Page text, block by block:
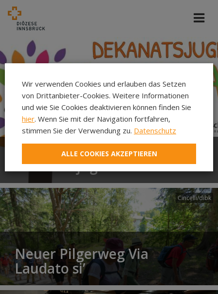
Dekanatsjugend Sillian
Cincelli/dibk
Neuer Pilgerweg Via
Laudato si’
Wir verwenden Cookies und erlauben das Setzen
von Drittanbieter-Cookies. Weitere Informationen
und wie Sie Cookies deaktivieren können finden Sie
hier. Wenn Sie mit der Navigation fortfahren,
stimmen Sie der Verwendung zu. Datenschutz
ALLE COOKIES AKZEPTIEREN